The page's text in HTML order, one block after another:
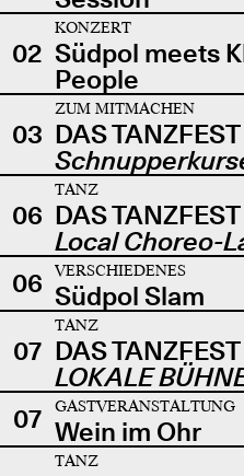
02
KONZERT
Südpol meets
People
03
ZUM MITMACHEN
DAS
06
TANZ
DAS
Local Choreo-
06
VERSCHIEDENES
Südpol Slam
07
TANZ
DAS
LOKALE
07
GASTVERANSTALTUNG
Wein im Ohr
TANZ